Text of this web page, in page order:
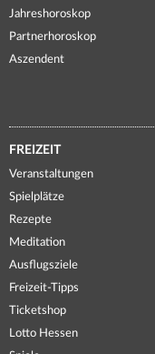
Jahreshoroskop
Partnerhoroskop
Aszendent
FREIZEIT
Veranstaltungen
Spielplätze
Rezepte
Meditation
Ausflugsziele
Freizeit-Tipps
Ticketshop
Lotto Hessen